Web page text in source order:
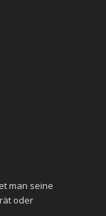
man seine
oder